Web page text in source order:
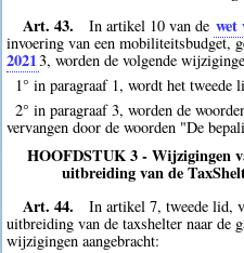
Art. 43.
In artikel 10 van de wet
invoering van een mobiliteitsbudget,
20213, worden de volgende
1° in paragraaf 1, wordt het tweede
2° in paragraaf 3, worden de
vervangen door de woorden "De
HOOFDSTUK 3 - Wijzigingen
uitbreiding van de
Art. 44.
In artikel 7, tweede lid,
uitbreiding van de taxshelter naar de
wijzigingen aangebracht: